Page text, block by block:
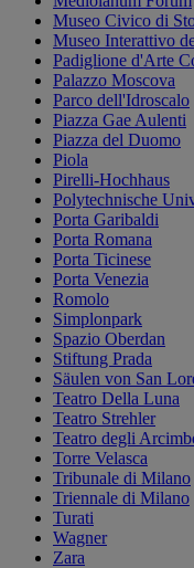
Museo Civico di
Museo Interattivo
Padiglione d'Arte
Palazzo Moscova
Parco dell'Idroscalo
Piazza Gae Aulenti
Piazza del Duomo
Piola
Pirelli-Hochhaus
Polytechnische
Porta Garibaldi
Porta Romana
Porta Ticinese
Porta Venezia
Romolo
Simplonpark
Spazio Oberdan
Stiftung Prada
Säulen von San
Teatro Della Luna
Teatro Strehler
Teatro degli
Torre Velasca
Tribunale di Milano
Triennale di Milano
Turati
Wagner
Zara